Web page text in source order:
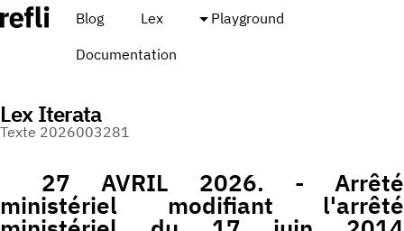
Blog Lex
Playground
Documentation
Lex Iterata
Texte 2026003281
27 AVRIL 2026. - Arrêté
ministériel modifiant l'arrêté